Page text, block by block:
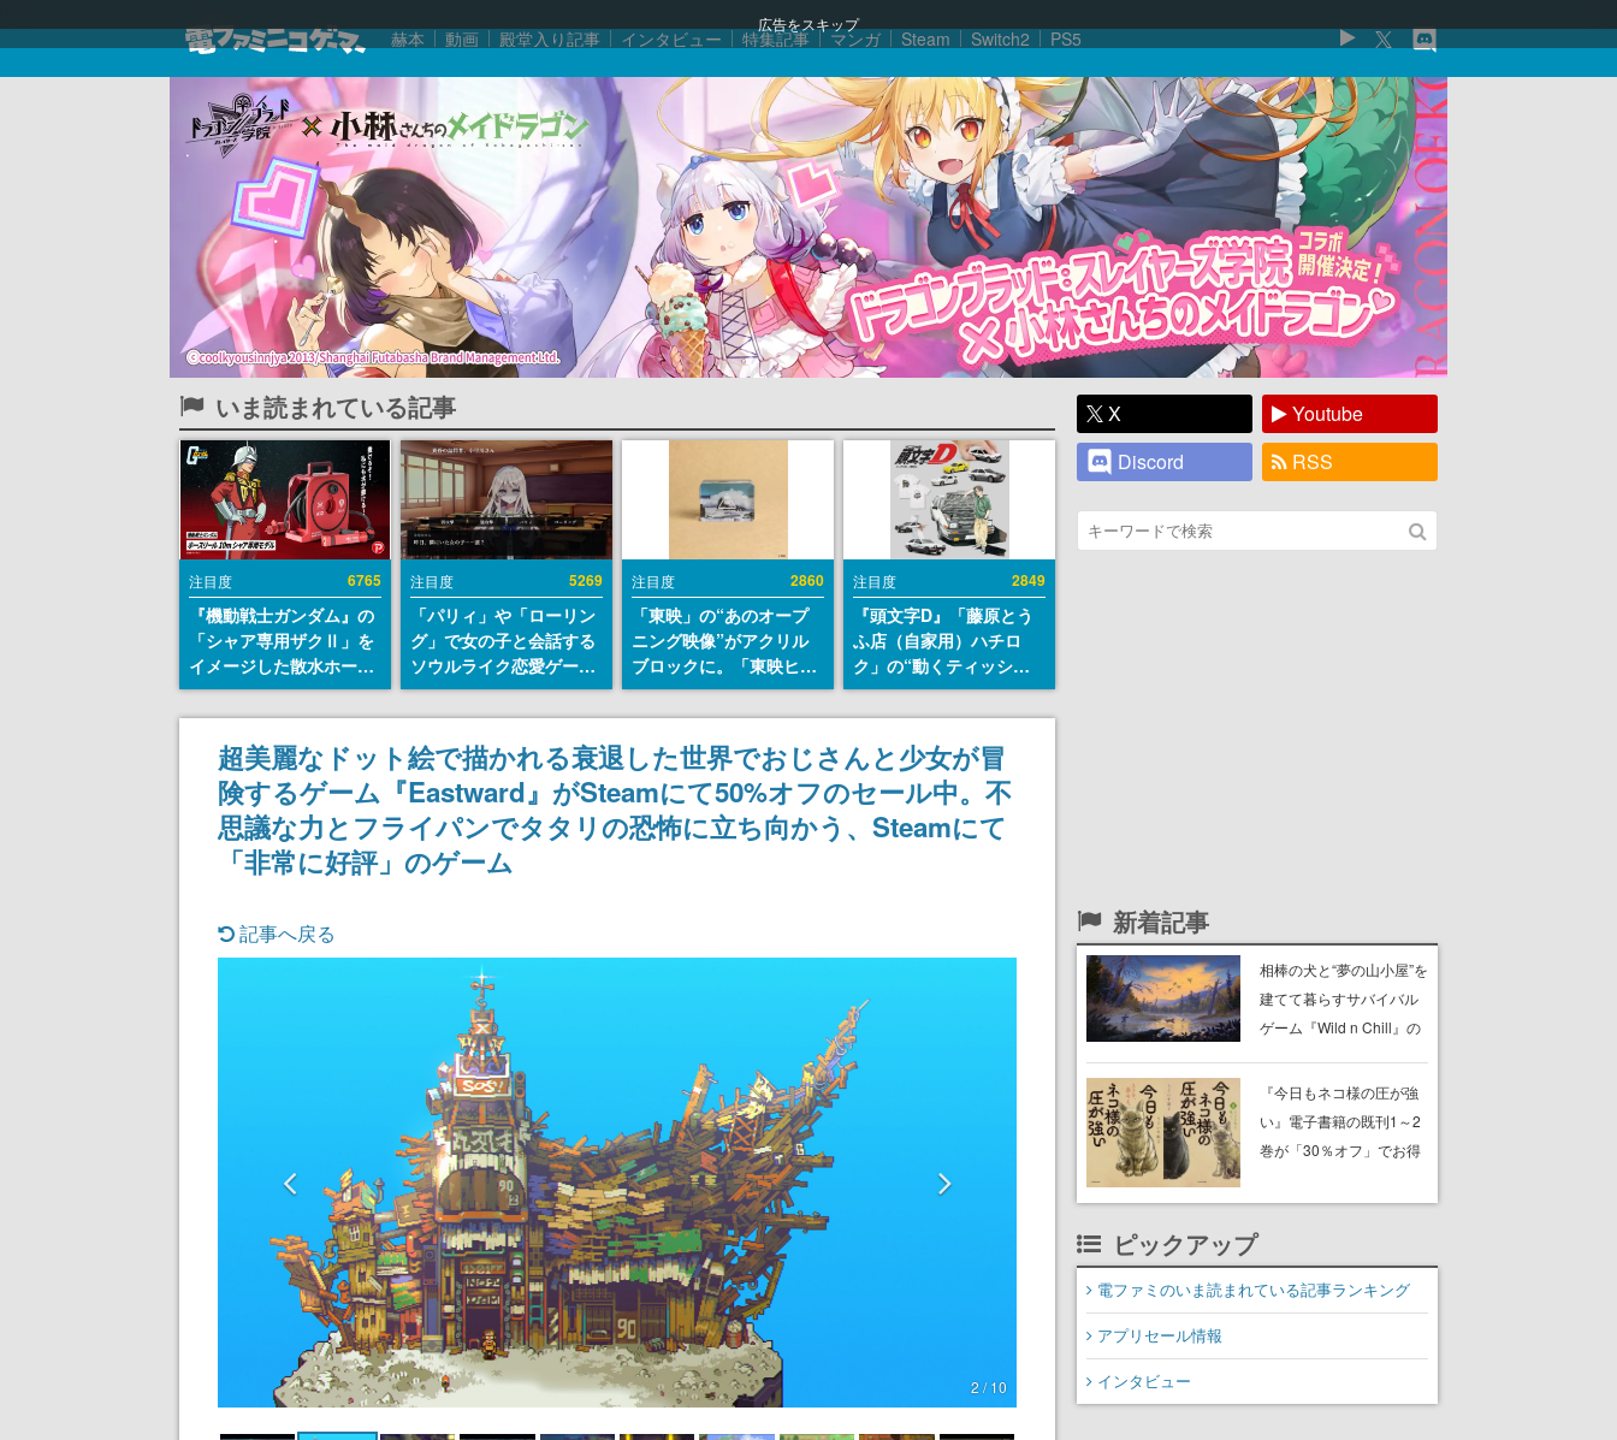
広告をスキップ
赫本 動画 殿堂入り記事 インタビュー 特集記事 マンガ Steam Switch2 PS5
いま読まれている記事
注目度 6765
『機動戦士ガンダム』の
「シャア専用ザクⅡ」を
イメージした散水ホース
リールが予約開始。本体
にはシャアのパーソナル
マークやジオン公国軍の
エンブレム、型式番号な
どを配置
注目度 5269
「パリィ」や「ローリン
グ」で女の子と会話する
ソウルライク恋愛ゲーム
『小早川さんはソウルラ
イク』無料公開。返事に
失敗すると「YOU
DIED」
注目度 2860
「東映」の“あのオープ
ニング映像”がアクリル
ブロックに。「東映ヒス
トリカル グッズコレクシ
ョン」が8月下旬より発
売
注目度 2849
『頭文字D』「藤原とう
ふ店（自家用）ハチロ
ク」の“動くティッシュ
ケース”が買えるポップ
アップショップが開催
へ。マンガの舞台である
群馬の「イオンモール高
崎」にて、8月11日から8
月20日までの期間限定で
開催予定
超美麗なドット絵で描かれる衰退した世界でおじさんと少女が冒
険するゲーム『Eastward』がSteamにて50%オフのセール中。不
思議な力とフライパンでタタリの恐怖に立ち向かう、Steamにて
「非常に好評」のゲーム
記事へ戻る
2 / 10
X
Youtube
Discord
RSS
新着記事
相棒の犬と“夢の山小屋”を
建てて暮らすサバイバル
ゲーム『Wild n Chill』の
中。ドット絵の大自然
で、喧騒を忘れよう
『今日もネコ様の圧が強
い』電子書籍の既刊1～2
巻が「30％オフ」でお得
たネコたちと、ネコを溺
描く
ピックアップ
電ファミのいま読まれている記事ランキング
アプリセール情報
インタビュー